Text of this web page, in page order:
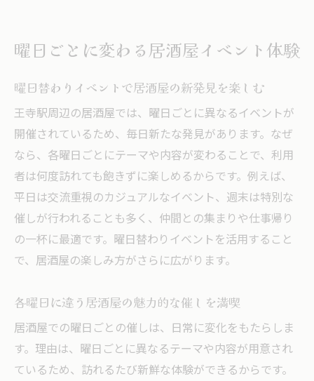
王寺駅の居酒屋で曜日ごとの工夫を満喫
毎月開催の新イベントで居酒屋がもっと楽
しい
居酒屋の月替わり企画でいつも新鮮な体験
を
毎月の居酒屋イベントで王寺駅が注目スポ
ットに
新企画が絶えない居酒屋で飽きない楽しみ
方を
める
イベント好き必見の居酒屋最新情報集
居酒屋イベントの最新トレンドをチェック
しよう
曜日ごとに変わる居酒屋イベント体験
曜日替わりイベントで居酒屋の新発見を楽しむ
王寺駅周辺の居酒屋では、曜日ごとに異なるイベントが
開催されているため、毎日新たな発見があります。なぜ
なら、各曜日ごとにテーマや内容が変わることで、利用
者は何度訪れても飽きずに楽しめるからです。例えば、
平日は交流重視のカジュアルなイベント、週末は特別な
催しが行われることも多く、仲間との集まりや仕事帰り
の一杯に最適です。曜日替わりイベントを活用すること
で、居酒屋の楽しみ方がさらに広がります。
各曜日に違う居酒屋の魅力的な催しを満喫
居酒屋での曜日ごとの催しは、日常に変化をもたらしま
す。理由は、曜日ごとに異なるテーマや内容が用意され
ているため、訪れるたび新鮮な体験ができるからです。